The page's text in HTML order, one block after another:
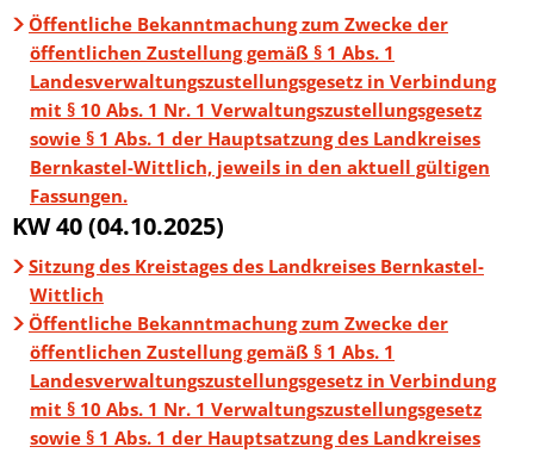
Öffentliche Bekanntmachung zum Zwecke der
öffentlichen Zustellung gemäß § 1 Abs. 1
Landesverwaltungszustellungsgesetz in Verbindung
mit § 10 Abs. 1 Nr. 1 Verwaltungszustellungsgesetz
sowie § 1 Abs. 1 der Hauptsatzung des Landkreises
Bernkastel-Wittlich, jeweils in den aktuell gültigen
Fassungen.
KW 40 (04.10.2025)
Sitzung des Kreistages des Landkreises Bernkastel-
Wittlich
Öffentliche Bekanntmachung zum Zwecke der
öffentlichen Zustellung gemäß § 1 Abs. 1
Landesverwaltungszustellungsgesetz in Verbindung
mit § 10 Abs. 1 Nr. 1 Verwaltungszustellungsgesetz
sowie § 1 Abs. 1 der Hauptsatzung des Landkreises